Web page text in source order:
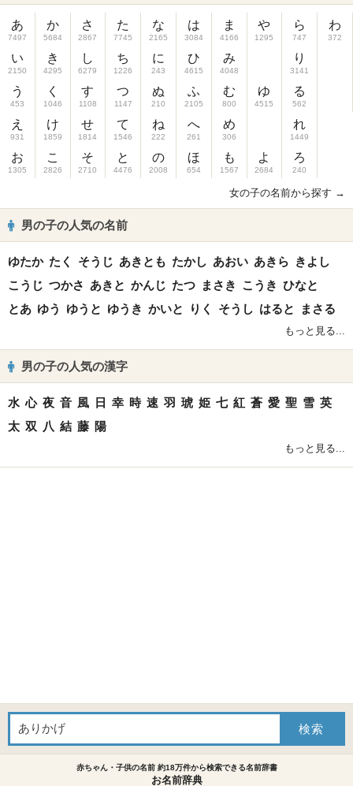
あ
7497
い
2150
う
453
え
931
お
1305
か
5684
き
4295
く
1046
け
1859
こ
2826
さ
2867
し
6279
す
1108
せ
1814
そ
2710
た
7745
ち
1226
つ
1147
て
1546
と
4476
な
2165
に
243
ぬ
210
ね
222
の
2008
は
3084
ひ
4615
ふ
2105
へ
261
ほ
654
ま
4166
み
4048
む
800
め
306
も
1567
や
1295
ゆ
4515
よ
2684
ら
747
り
3141
る
562
れ
1449
ろ
240
わ
372
女の子の名前から探す →
男の子の人気の名前
ゆたか たく そうじ あきとも たかし あおい あきら きよし
こうじ つかさ あきと かんじ たつ まさき こうき ひなと
とあ ゆう ゆうと ゆうき かいと りく そうし はると まさる
もっと見る...
男の子の人気の漢字
水 心 夜 音 風 日 幸 時 速 羽 琥 姫 七 紅 蒼 愛 聖 雪 英
太 双 八 結 藤 陽
もっと見る...
赤ちゃん・子供の名前 約18万件から検索できる名前辞書
お名前辞典